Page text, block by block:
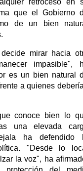
retroceso en
que el Gobierno
de un bien
mirar hacia
impasible",
es un bien natural
a quienes
conoce bien lo
una elevada
ha defendido
"Desde lo
la voz", ha